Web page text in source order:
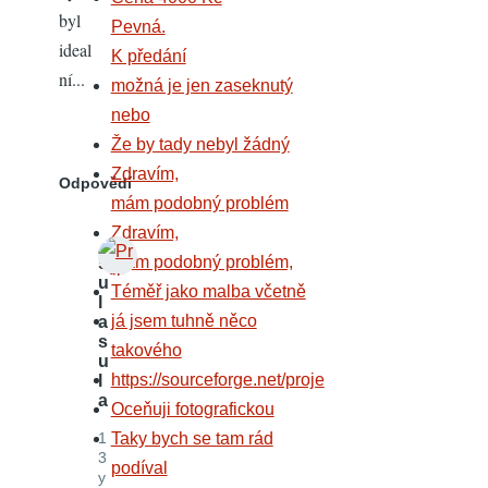
byl
ideal
ní...
Odpovědí
s
u
a
s
u
l
a
1
3
y
Pevná.
K předání
možná je jen zaseknutý
nebo
Že by tady nebyl žádný
Zdravím,
mám podobný problém
Zdravím,
mám podobný problém,
Téměř jako malba včetně
já jsem tuhně něco
takového
https://sourceforge.net/proje
Oceňuji fotografickou
Taky bych se tam rád
podíval